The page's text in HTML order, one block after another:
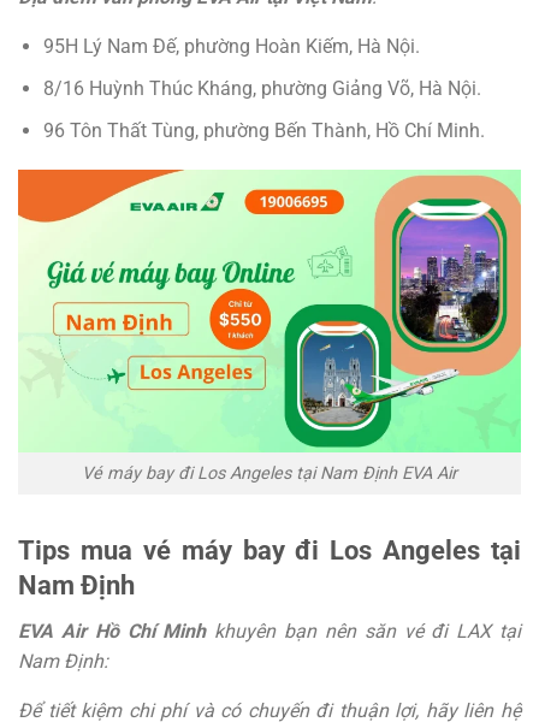
95H Lý Nam Đế, phường Hoàn Kiếm, Hà Nội.
8/16 Huỳnh Thúc Kháng, phường Giảng Võ, Hà Nội.
96 Tôn Thất Tùng, phường Bến Thành, Hồ Chí Minh.
Vé máy bay đi Los Angeles tại Nam Định EVA Air
Tips mua vé máy bay đi Los Angeles tại
Nam Định
EVA Air Hồ Chí Minhkhuyên bạn nên săn véđi LAX tại
Nam Định:
Để tiết kiệm chi phí và có chuyến đi thuận lợi, hãy liên hệ